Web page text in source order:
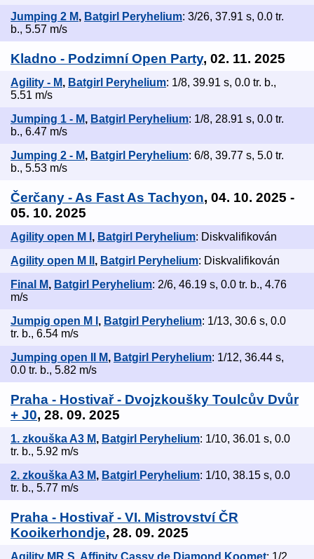
Jumping 2 M, Batgirl Peryhelium: 3/26, 37.91 s, 0.0 tr.
b., 5.57 m/s
Kladno - Podzimní Open Party, 02. 11. 2025
Agility - M, Batgirl Peryhelium: 1/8, 39.91 s, 0.0 tr. b.,
5.51 m/s
Jumping 1 - M, Batgirl Peryhelium: 1/8, 28.91 s, 0.0 tr.
b., 6.47 m/s
Jumping 2 - M, Batgirl Peryhelium: 6/8, 39.77 s, 5.0 tr.
b., 5.53 m/s
Čerčany - As Fast As Tachyon, 04. 10. 2025 -
05. 10. 2025
Agility open M I , Batgirl Peryhelium: Diskvalifikován
Agility open M II , Batgirl Peryhelium: Diskvalifikován
Final M, Batgirl Peryhelium: 2/6, 46.19 s, 0.0 tr. b., 4.76
m/s
Jumpig open M I , Batgirl Peryhelium: 1/13, 30.6 s, 0.0
tr. b., 6.54 m/s
Jumping open II M, Batgirl Peryhelium: 1/12, 36.44 s,
0.0 tr. b., 5.82 m/s
Praha - Hostivař - Dvojzkoušky Toulcův Dvůr
+ J0, 28. 09. 2025
1. zkouška A3 M, Batgirl Peryhelium: 1/10, 36.01 s, 0.0
tr. b., 5.92 m/s
2. zkouška A3 M, Batgirl Peryhelium: 1/10, 38.15 s, 0.0
tr. b., 5.77 m/s
Praha - Hostivař - VI. Mistrovství ČR
Kooikerhondje, 28. 09. 2025
Agility MR S Affinity Cassy de Diamond Koomet: 1/2,